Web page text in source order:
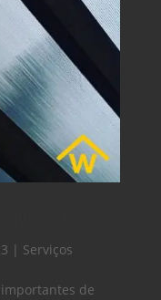
| Serviços
de